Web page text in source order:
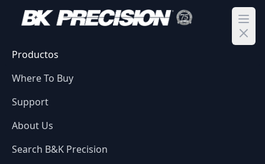
Productos
Where To Buy
Support
About Us
Search B&K Precision